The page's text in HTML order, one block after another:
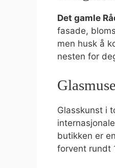
Det gamle
fasade,
men husk å
nesten for
Glasskunst i
butikken er
forvent rundt